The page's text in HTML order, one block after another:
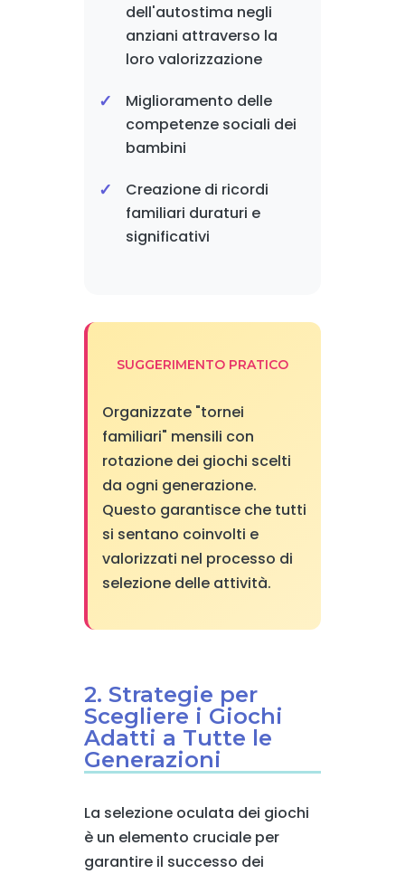
dell'autostima negli
anziani attraverso la
loro valorizzazione
Miglioramento delle
competenze sociali dei
bambini
Creazione di ricordi
familiari duraturi e
significativi
SUGGERIMENTO PRATICO
Organizzate "tornei
familiari" mensili con
rotazione dei giochi scelti
da ogni generazione.
Questo garantisce che tutti
si sentano coinvolti e
valorizzati nel processo di
selezione delle attività.
2. Strategie per
Scegliere i Giochi
Adatti a Tutte le
Generazioni
La selezione oculata dei giochi
è un elemento cruciale per
garantire il successo dei